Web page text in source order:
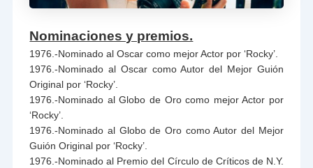
Nominaciones y premios.
1976.-Nominado al Oscar como mejor Actor por ‘Rocky’.
1976.-Nominado al Oscar como Autor del Mejor Guión
Original por ‘Rocky’.
1976.-Nominado al Globo de Oro como mejor Actor por
‘Rocky’.
1976.-Nominado al Globo de Oro como Autor del Mejor
Guión Original por ‘Rocky’.
1976.-Nominado al Premio del Círculo de Críticos de N.Y.